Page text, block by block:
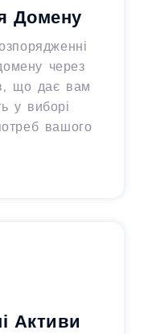
Домену
через
що дає вам
у виборі
вашого
Активи